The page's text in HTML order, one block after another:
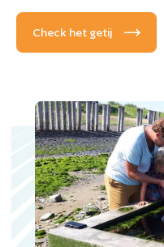
Check het getij